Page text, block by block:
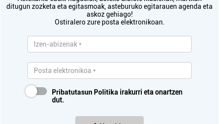
ditugun zozketa eta egitasmoak, asteburuko egitarauen agenda eta
askoz gehiago!
Ostiralero zure posta elektronikoan.
Pribatutasun Politika irakurri eta onartzen
dut.